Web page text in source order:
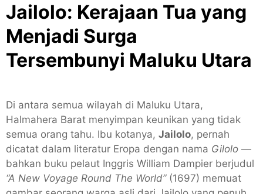
Jailolo: Kerajaan Tua yang
Menjadi Surga
Tersembunyi Maluku Utara
Di antara semua wilayah di Maluku Utara,
Halmahera Barat menyimpan keunikan yang tidak
semua orang tahu. Ibu kotanya, Jailolo, pernah
dicatat dalam literatur Eropa dengan nama Gilolo —
bahkan buku pelaut Inggris William Dampier berjudul
“A New Voyage Round The World”(1697) memuat